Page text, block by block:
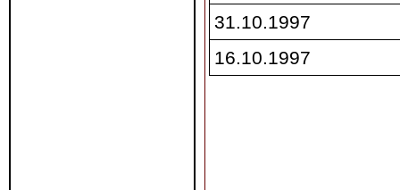
31.10.1997
16.10.1997